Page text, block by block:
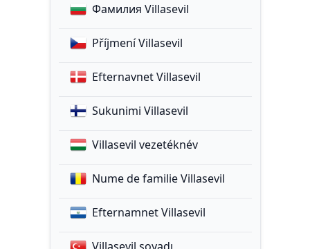
Фамилия Villasevil
Příjmení Villasevil
Efternavnet Villasevil
Sukunimi Villasevil
Villasevil vezetéknév
Nume de familie Villasevil
Efternamnet Villasevil